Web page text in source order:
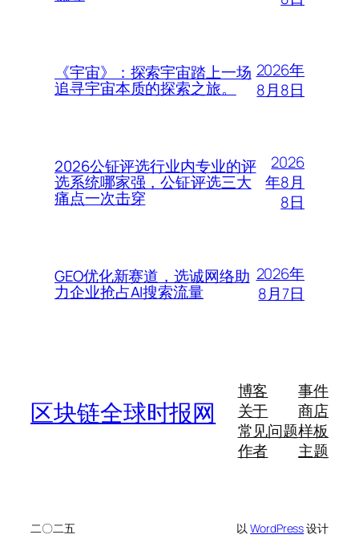
《宇宙》：探索宇宙踏上一场
追寻宇宙本质的探索之旅。
2026年
8月8日
2026公钲评选行业内专业的评
选系统哪家强，公钲评选三大
痛点一次击穿
2026
年8月
8日
GEO优化新赛道，选诚网络助
力企业抢占AI搜索流量
2026年
8月7日
区块链全球时报网
博客
关于
常见问题
作者
事件
商店
样板
主题
二〇二五 以WordPress设计